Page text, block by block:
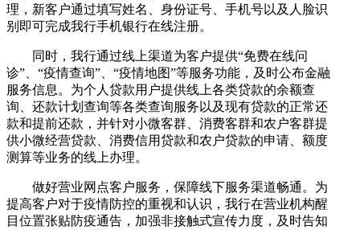
理，新客户通过填写姓名、身份证号、手机号以及人脸识
别即可完成我行手机银行在线注册。
同时，我行通过线上渠道为客户提供“免费在线问
诊”、“疫情查询”、“疫情地图”等服务功能，及时公布金融
服务信息。为个人贷款用户提供线上各类贷款的余额查
询、还款计划查询等各类查询服务以及现有贷款的正常还
款和提前还款，并针对小微客群、消费客群和农户客群提
供小微经营贷款、消费信用贷款和农户贷款的申请、额度
测算等业务的线上办理。
做好营业网点客户服务，保障线下服务渠道畅通。为
提高客户对于疫情防控的重视和认识，我行在营业机构醒
目位置张贴防疫通告，加强非接触式宣传力度，及时告知